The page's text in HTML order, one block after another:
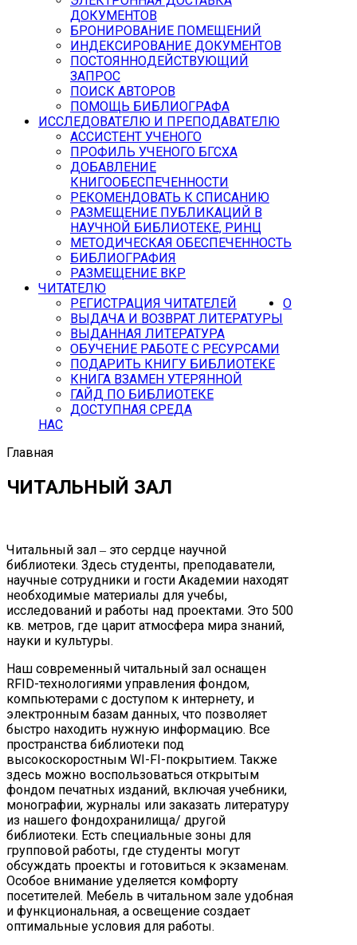
ДОКУМЕНТОВ
БРОНИРОВАНИЕ ПОМЕЩЕНИЙ
ИНДЕКСИРОВАНИЕ ДОКУМЕНТОВ
ПОСТОЯННОДЕЙСТВУЮЩИЙ
ЗАПРОС
ПОИСК АВТОРОВ
ПОМОЩЬ БИБЛИОГРАФА
ИССЛЕДОВАТЕЛЮ И ПРЕПОДАВАТЕЛЮ
АССИСТЕНТ УЧЕНОГО
ПРОФИЛЬ УЧЕНОГО БГСХА
ДОБАВЛЕНИЕ
КНИГООБЕСПЕЧЕННОСТИ
РЕКОМЕНДОВАТЬ К СПИСАНИЮ
РАЗМЕЩЕНИЕ ПУБЛИКАЦИЙ В
НАУЧНОЙ БИБЛИОТЕКЕ, РИНЦ
МЕТОДИЧЕСКАЯ ОБЕСПЕЧЕННОСТЬ
БИБЛИОГРАФИЯ
РАЗМЕЩЕНИЕ ВКР
ЧИТАТЕЛЮ
РЕГИСТРАЦИЯ ЧИТАТЕЛЕЙ
ВЫДАЧА И ВОЗВРАТ ЛИТЕРАТУРЫ
ВЫДАННАЯ ЛИТЕРАТУРА
ОБУЧЕНИЕ РАБОТЕ С РЕСУРСАМИ
ПОДАРИТЬ КНИГУ БИБЛИОТЕКЕ
КНИГА ВЗАМЕН УТЕРЯННОЙ
ГАЙД ПО БИБЛИОТЕКЕ
ДОСТУПНАЯ СРЕДА
О
НАС
Главная
ЧИТАЛЬНЫЙ ЗАЛ
Читальный зал – это сердце научной
библиотеки. Здесь студенты, преподаватели,
научные сотрудники и гости Академии находят
необходимые материалы для учебы,
исследований и работы над проектами. Это 500
кв. метров, где царит атмосфера мира знаний,
науки и культуры.
Наш современный читальный зал оснащен
RFID-технологиями управления фондом,
компьютерами с доступом к интернету, и
электронным базам данных, что позволяет
быстро находить нужную информацию. Все
пространства библиотеки под
высокоскоростным WI-FI-покрытием. Также
здесь можно воспользоваться открытым
фондом печатных изданий, включая учебники,
монографии, журналы или заказать литературу
из нашего фондохранилища/ другой
библиотеки. Есть специальные зоны для
групповой работы, где студенты могут
обсуждать проекты и готовиться к экзаменам.
Особое внимание уделяется комфорту
посетителей. Мебель в читальном зале удобная
и функциональная, а освещение создает
оптимальные условия для работы.